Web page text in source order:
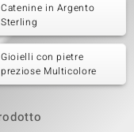
Catenine in Argento
Sterling
Gioielli con pietre
preziose Multicolore